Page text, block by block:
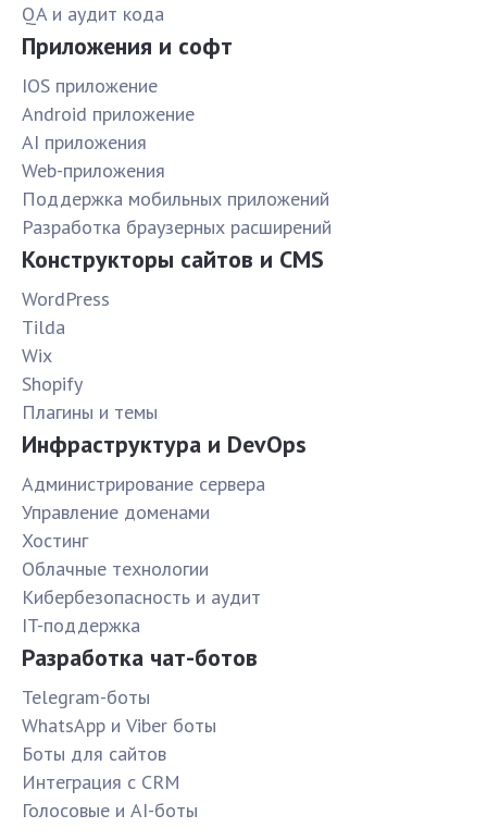
QA и аудит кода
Приложения и софт
IOS приложение
Android приложение
AI приложения
Web-приложения
Поддержка мобильных приложений
Разработка браузерных расширений
Конструкторы сайтов и CMS
WordPress
Tilda
Wix
Shopify
Плагины и темы
Инфраструктура и DevOps
Администрирование сервера
Управление доменами
Хостинг
Облачные технологии
Кибербезопасность и аудит
IT-поддержка
Разработка чат-ботов
Telegram-боты
WhatsApp и Viber боты
Боты для сайтов
Интеграция с CRM
Голосовые и AI-боты